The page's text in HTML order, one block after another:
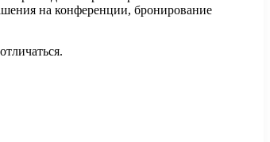
на конференции, бронирование